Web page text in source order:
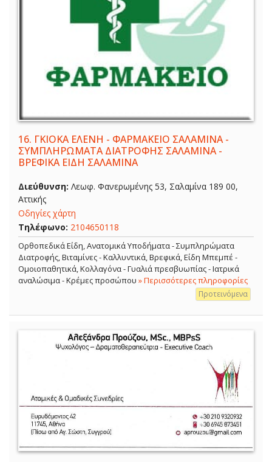
16. ΓΚΙΟΚΑ ΕΛΕΝΗ - ΦΑΡΜΑΚΕΙΟ ΣΑΛΑΜΙΝΑ -
ΣΥΜΠΛΗΡΩΜΑΤΑ ΔΙΑΤΡΟΦΗΣ ΣΑΛΑΜΙΝΑ -
ΒΡΕΦΙΚΑ ΕΙΔΗ ΣΑΛΑΜΙΝΑ
Διεύθυνση: Λεωφ. Φανερωμένης 53, Σαλαμίνα 189 00,
Αττικής
Οδηγίες χάρτη
Τηλέφωνο: 2104650118
Ορθοπεδικά Είδη, Ανατομικά Υποδήματα - Συμπληρώματα
Διατροφής, Βιταμίνες - Καλλυντικά, Βρεφικά, Είδη Μπεμπέ -
Ομοιοπαθητικά, Κολλαγόνα - Γυαλιά πρεσβυωπίας - Ιατρικά
αναλώσιμα - Κρέμες προσώπου » Περισσότερες πληροφορίες
Προτεινόμενα